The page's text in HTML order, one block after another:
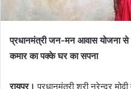
प्रधानमंत्री जन-मन आवास योजना से
कमार का पक्के घर का सपना
रायपुर। प्रधानमंत्री श्री नरेन्द्र